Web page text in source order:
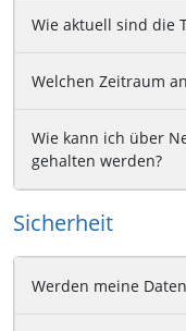
Wie aktuell sind die
Welchen Zeitraum
Wie kann ich über
gehalten werden?
Sicherheit
Werden meine